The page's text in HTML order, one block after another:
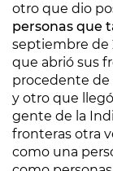
otro que dio
personas que
septiembre de
que abrió sus
procedente de
y otro que
gente de la
fronteras otra
como una